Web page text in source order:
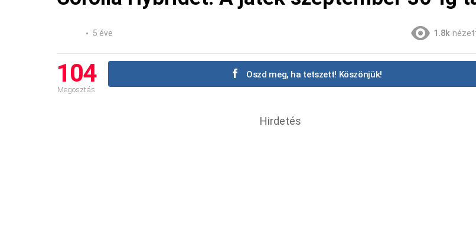
5 éve 1.8k
104
Megosztás
Oszd meg, ha tetszett! Köszönjük!
Hirdetés